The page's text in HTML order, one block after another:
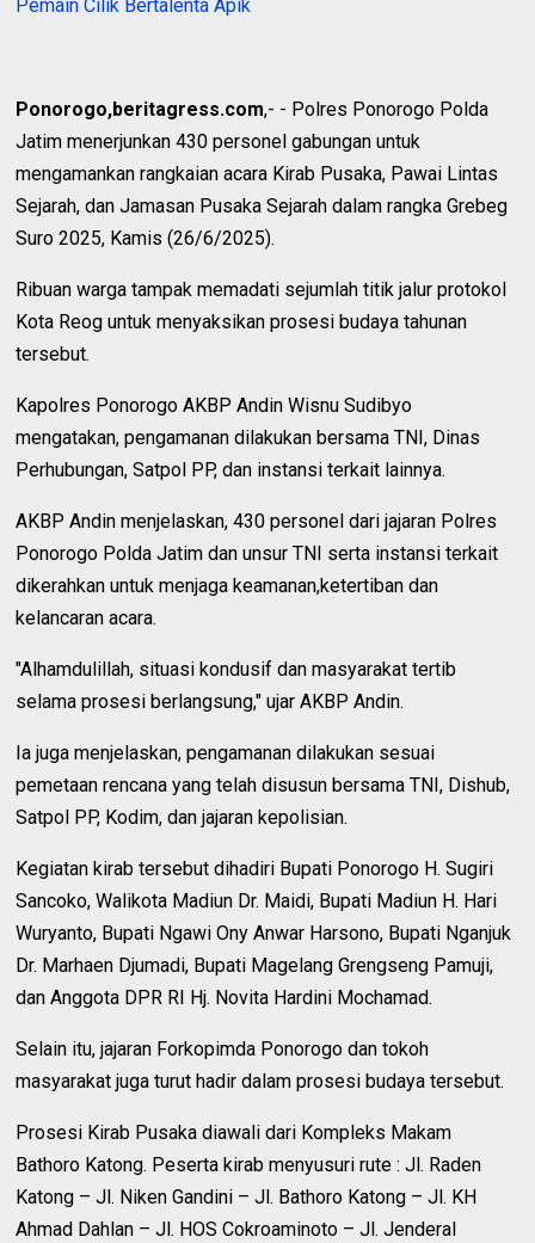
Pemain Cilik Bertalenta Apik
Ponorogo,beritagress.com,- - Polres Ponorogo Polda
Jatim menerjunkan 430 personel gabungan untuk
mengamankan rangkaian acara Kirab Pusaka, Pawai Lintas
Sejarah, dan Jamasan Pusaka Sejarah dalam rangka Grebeg
Suro 2025, Kamis (26/6/2025).
Ribuan warga tampak memadati sejumlah titik jalur protokol
Kota Reog untuk menyaksikan prosesi budaya tahunan
tersebut.
Kapolres Ponorogo AKBP Andin Wisnu Sudibyo
mengatakan, pengamanan dilakukan bersama TNI, Dinas
Perhubungan, Satpol PP, dan instansi terkait lainnya.
AKBP Andin menjelaskan, 430 personel dari jajaran Polres
Ponorogo Polda Jatim dan unsur TNI serta instansi terkait
dikerahkan untuk menjaga keamanan,ketertiban dan
kelancaran acara.
"Alhamdulillah, situasi kondusif dan masyarakat tertib
selama prosesi berlangsung," ujar AKBP Andin.
Ia juga menjelaskan, pengamanan dilakukan sesuai
pemetaan rencana yang telah disusun bersama TNI, Dishub,
Satpol PP, Kodim, dan jajaran kepolisian.
Kegiatan kirab tersebut dihadiri Bupati Ponorogo H. Sugiri
Sancoko, Walikota Madiun Dr. Maidi, Bupati Madiun H. Hari
Wuryanto, Bupati Ngawi Ony Anwar Harsono, Bupati Nganjuk
Dr. Marhaen Djumadi, Bupati Magelang Grengseng Pamuji,
dan Anggota DPR RI Hj. Novita Hardini Mochamad.
Selain itu, jajaran Forkopimda Ponorogo dan tokoh
masyarakat juga turut hadir dalam prosesi budaya tersebut.
Prosesi Kirab Pusaka diawali dari Kompleks Makam
Bathoro Katong. Peserta kirab menyusuri rute : Jl. Raden
Katong – Jl. Niken Gandini – Jl. Bathoro Katong – Jl. KH
Ahmad Dahlan – Jl. HOS Cokroaminoto – Jl. Jenderal